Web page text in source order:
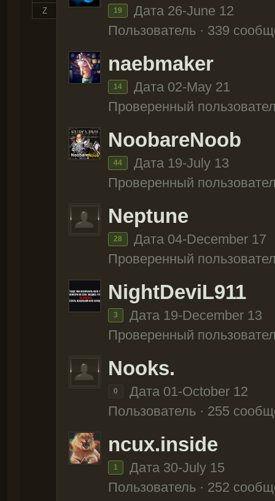
Z
19
Дата 26-June 12
Пользователь · 339
naebmaker
14
Дата 02-May 21
Проверенный
NoobareNoob
44
Дата 19-July 13
Проверенный
Neptune
28
Дата 04-December 17
Проверенный
NightDeviL911
3
Дата 19-December 13
Проверенный
Nooks.
0
Дата 01-October 12
Пользователь · 255
ncux.inside
1
Дата 30-July 15
Пользователь · 252